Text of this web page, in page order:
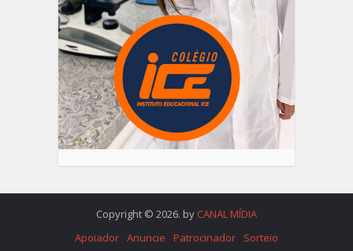
Copyright © 2026. by CANAL MÍDIA
Apoiador Anuncie Patrocinador Sorteio